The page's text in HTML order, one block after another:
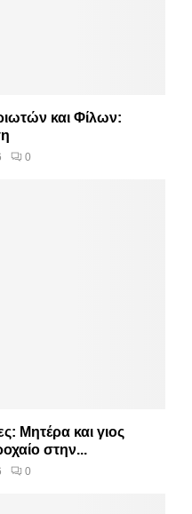
και Φίλων:
0
Μητέρα και γιος
στην...
0